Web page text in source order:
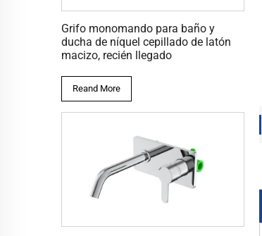
Grifo monomando para baño y
ducha de níquel cepillado de latón
macizo, recién llegado
Reand More